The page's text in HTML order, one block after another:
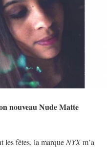
nouveau Nude Matte
les fêtes, la marqueNYXm’a